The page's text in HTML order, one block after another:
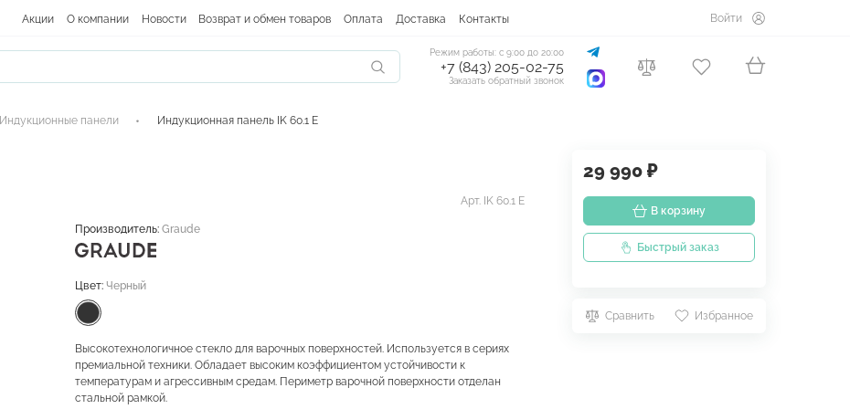
Акции О компании Новости Возврат и обмен товаров Оплата Доставка Контакты Войти
Режим работы: с 9:00 до 20:00
+7 (843) 205-02-75
Заказать обратный звонок
Индукционные панели Индукционная панель IK 60.1 E
Арт. IK 60.1 E
29 990 ₽
В корзину
Быстрый заказ
Сравнить Избранное
Производитель: Graude
Цвет: Черный
Высокотехнологичное стекло для варочных поверхностей. Используется в сериях
премиальной техники. Обладает высоким коэффициентом устойчивости к
температурам и агрессивным средам. Периметр варочной поверхности отделан
стальной рамкой.